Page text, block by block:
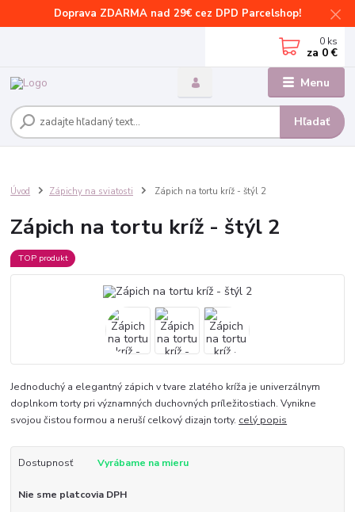
Doprava ZDARMA nad 29€ cez DPD Parcelshop!
Menu
Hľadať
0 ks
za 0 €
Úvod Zápichy na sviatosti Zápich na tortu kríž - štýl 2
Zápich na tortu kríž - štýl 2
TOP produkt
Jednoduchý a elegantný zápich v tvare zlatého kríža je univerzálnym
doplnkom torty pri významných duchovných príležitostiach. Vynikne
svojou čistou formou a neruší celkový dizajn torty. celý popis
Dostupnosť Vyrábame na mieru
Nie sme platcovia DPH